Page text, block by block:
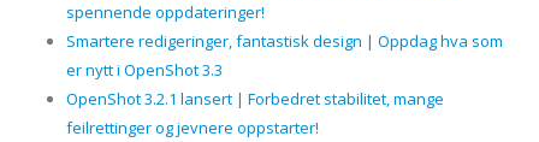
spennende oppdateringer!
Smartere redigeringer, fantastisk design | Oppdag hva som
er nytt i OpenShot 3.3
OpenShot 3.2.1 lansert | Forbedret stabilitet, mange
feilrettinger og jevnere oppstarter!